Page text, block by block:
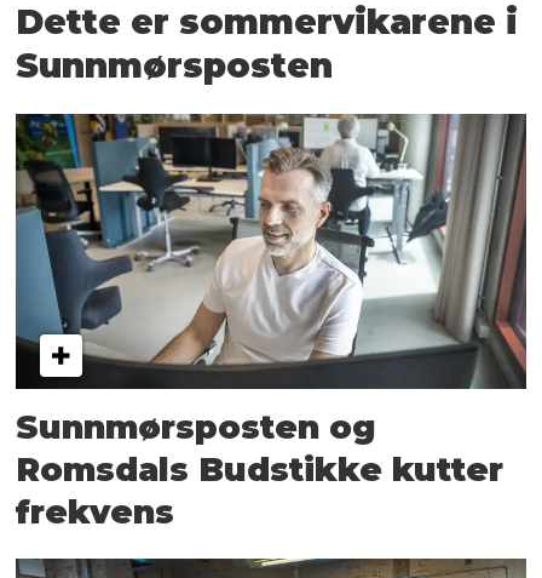
Dette er sommervikarene i
Sunnmørsposten
Sunnmørsposten og
Romsdals Budstikke kutter
frekvens